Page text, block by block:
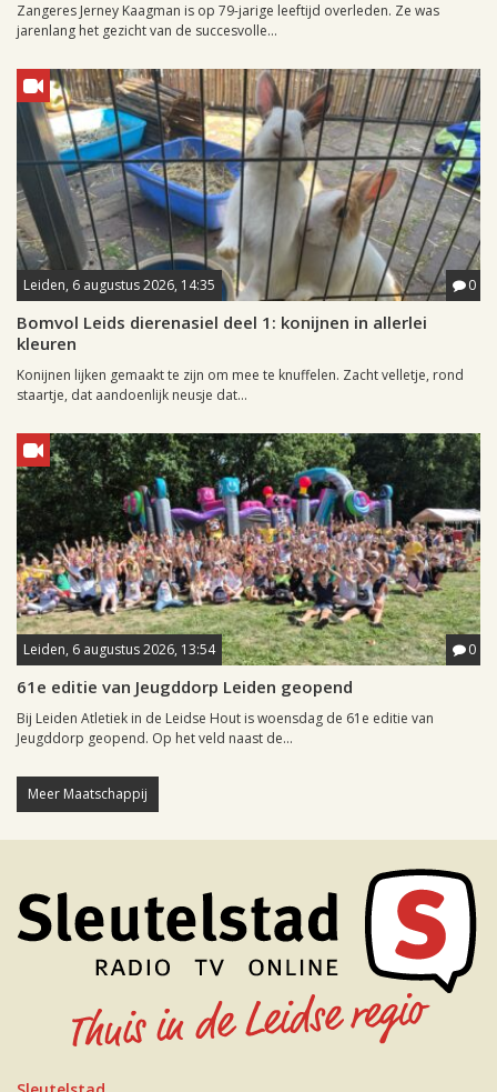
Zangeres Jerney Kaagman is op 79-jarige leeftijd overleden. Ze was
jarenlang het gezicht van de succesvolle...
Leiden, 6 augustus 2026, 14:35 0
Bomvol Leids dierenasiel deel 1: konijnen in allerlei
kleuren
Konijnen lijken gemaakt te zijn om mee te knuffelen. Zacht velletje, rond
staartje, dat aandoenlijk neusje dat...
Leiden, 6 augustus 2026, 13:54 0
61e editie van Jeugddorp Leiden geopend
Bij Leiden Atletiek in de Leidse Hout is woensdag de 61e editie van
Jeugddorp geopend. Op het veld naast de...
Meer Maatschappij